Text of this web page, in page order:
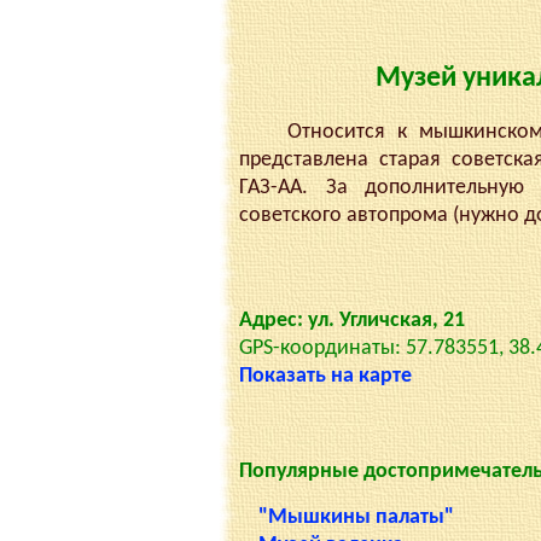
Музей
Относится к
представлена старая
ГАЗ-АА. За дополнительную
советского автопрома (нужно
Адрес: ул. Угличская, 21
GPS-координаты: 57.783551,
Показать на карте
Популярные
"Мышкины палаты"